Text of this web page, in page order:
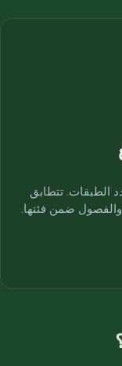
الطبقات. تتطابق
والفصول ضمن فئتها.